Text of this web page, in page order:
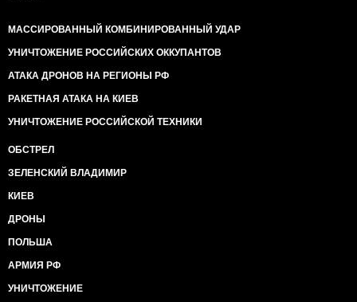
МАССИРОВАННЫЙ КОМБИНИРОВАННЫЙ УДАР
УНИЧТОЖЕНИЕ РОССИЙСКИХ ОККУПАНТОВ
АТАКА ДРОНОВ НА РЕГИОНЫ РФ
РАКЕТНАЯ АТАКА НА КИЕВ
УНИЧТОЖЕНИЕ РОССИЙСКОЙ ТЕХНИКИ
ОБСТРЕЛ
ЗЕЛЕНСКИЙ ВЛАДИМИР
КИЕВ
ДРОНЫ
ПОЛЬША
АРМИЯ РФ
УНИЧТОЖЕНИЕ